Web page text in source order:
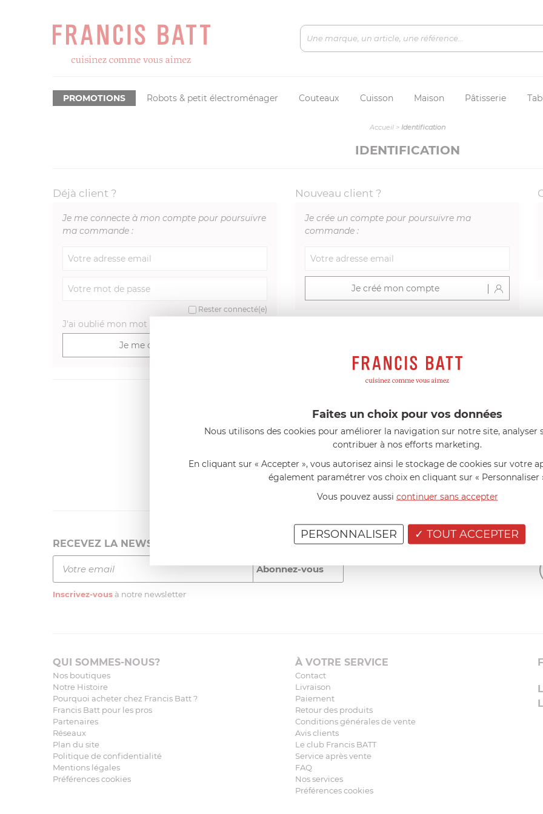
Robots & petit électroménager Couteaux Cuisson Maison Pâtisserie
PROMOTIONS
Accueil> Identification
IDENTIFICATION
Déjà client ?
Je me connecte à mon compte pour poursuivre
ma commande :
Rester connecté(e)
J'ai oublié mon mot de passe
Je me connecte
Nouveau client ?
Je crée un compte pour poursuivre ma
commande :
Je créé mon compte
Derniers avis produits
Emmanuel 56 ans le 23/06/2026 à 12:04
Casserole mini 9 cm Castelpro 5 ply poignée
«Nous sommes dans un produit de haute
qualité. Cette casserole est parfaite pour
l'élaboration des sauces et vient complé...»
Florence 63 ans le 23/06/2026 à
Couteau complet avec lame, joint
pour le robot cuiseur Cook Expert
«Je suis satisfaite du couteau
L'écrou est un peu dur au début
fait. La livraison a été très rapide.
RECEVEZ LA NEWSLETTER
Inscrivez-vous à notre newsletter
QUI SOMMES-NOUS?
Nos boutiques
Notre Histoire
Pourquoi acheter chez Francis Batt ?
Francis Batt pour les pros
Partenaires
Réseaux
Plan du site
Politique de confidentialité
Mentions légales
Préférences cookies
À VOTRE SERVICE
Contact
Livraison
Paiement
Retour des produits
Conditions générales de vente
Avis clients
Le club Francis BATT
Service après vente
FAQ
Nos services
Préférences cookies
Faites un choix pour vos données
Nous utilisons des cookies pour améliorer la navigation sur notre site, analyser
contribuer à nos efforts marketing.
En cliquant sur « Accepter », vous autorisez ainsi le stockage de cookies sur votre
également paramétrer vos choix en cliquant sur « Personnaliser
Vous pouvez aussi continuer sans accepter
TOUT ACCEPTER
PERSONNALISER